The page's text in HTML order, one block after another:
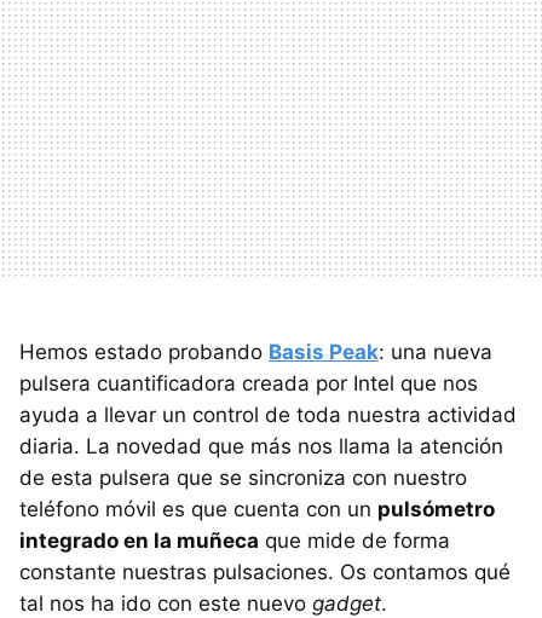
Hemos estado probando Basis Peak: una nueva
pulsera cuantificadora creada por Intel que nos
ayuda a llevar un control de toda nuestra actividad
diaria. La novedad que más nos llama la atención
de esta pulsera que se sincroniza con nuestro
teléfono móvil es que cuenta con un pulsómetro
integrado en la muñeca que mide de forma
constante nuestras pulsaciones. Os contamos qué
tal nos ha ido con este nuevo gadget.